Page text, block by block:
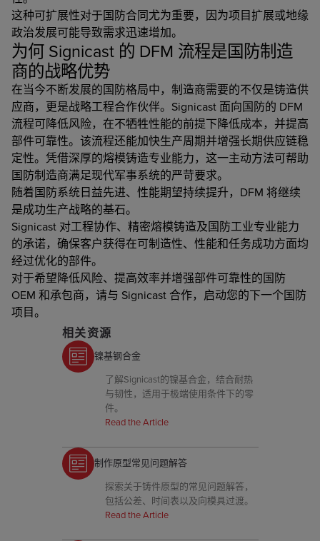
这种可扩展性对于国防合同尤为重要，因为项目扩展或地缘
政治发展可能导致需求迅速增加。
为何 Signicast 的 DFM 流程是国防制造
商的战略优势
在当今不断发展的国防格局中，制造商需要的不仅是铸造供
应商，更是战略工程合作伙伴。Signicast 面向国防的 DFM
流程可降低风险，在不牺牲性能的前提下降低成本，并提高
部件可靠性。该流程还能加快生产周期并增强长期供应链稳
定性。凭借深厚的熔模铸造专业能力，这一主动方法可帮助
国防制造商满足现代军事系统的严苛要求。
随着国防系统日益先进、性能期望持续提升，DFM 将继续
是成功生产战略的基石。
Signicast 对工程协作、精密熔模铸造及国防工业专业能力
的承诺，确保客户获得在可制造性、性能和任务成功方面均
经过优化的部件。
对于希望降低风险、提高效率并增强部件可靠性的国防
OEM 和承包商，请与 Signicast 合作，启动您的下一个国防
项目。
相关资源
镍基钢合金
了解Signicast的镍基合金，结合耐热
与韧性，适用于极端使用条件下的零
件。
Read the Article
制作原型常见问题解答
探索关于铸件原型的常见问题解答，
包括公差、时间表以及向模具过渡。
Read the Article